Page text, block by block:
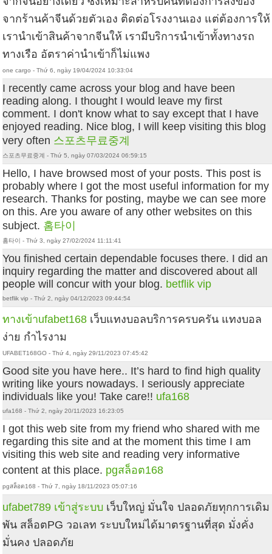
จากร้านค้าจีนด้วยตัวเอง ติดต่อโรงงานเอง แต่ต้องการให้
เรานำเข้าสินค้าจากจีนให้ เรามีบริการนำเข้าทั้งทางรถ
ทางเรือ อัตราค่านำเข้าก็ไม่แพง
one cargo - Thứ 6, ngày 19/04/2024 10:33:04
I recently came across your blog and have been
reading along. I thought I would leave my first
comment. I don't know what to say except that I have
enjoyed reading. Nice blog, I will keep visiting this blog
very often 스포츠무료중계
스포츠무료중계 - Thứ 5, ngày 07/03/2024 06:59:15
Hello, I have browsed most of your posts. This post is
probably where I got the most useful information for my
research. Thanks for posting, maybe we can see more
on this. Are you aware of any other websites on this
subject. 홈타이
홈타이 - Thứ 3, ngày 27/02/2024 11:11:41
You finished certain dependable focuses there. I did an
inquiry regarding the matter and discovered about all
people will concur with your blog. betflik vip
betflik vip - Thứ 2, ngày 04/12/2023 09:44:54
ทางเข้าufabet168 เว็บแทงบอลบริการครบครัน แทงบอล
ง่าย กำไรงาม
UFABET168GO - Thứ 4, ngày 29/11/2023 07:45:42
Good site you have here.. It’s hard to find high quality
writing like yours nowadays. I seriously appreciate
individuals like you! Take care!! ufa168
ufa168 - Thứ 2, ngày 20/11/2023 16:23:05
I got this web site from my friend who shared with me
regarding this site and at the moment this time I am
visiting this web site and reading very informative
content at this place. pgสล็อต168
pgสล็อต168 - Thứ 7, ngày 18/11/2023 05:07:16
ufabet789 เข้าสู่ระบบ เว็บใหญ่ มั่นใจ ปลอดภัยทุกการเดิม
พัน สล็อตPG วอเลท ระบบใหม่ได้มาตรฐานที่สุด มั่งคั่ง
มั่นคง ปลอดภัย